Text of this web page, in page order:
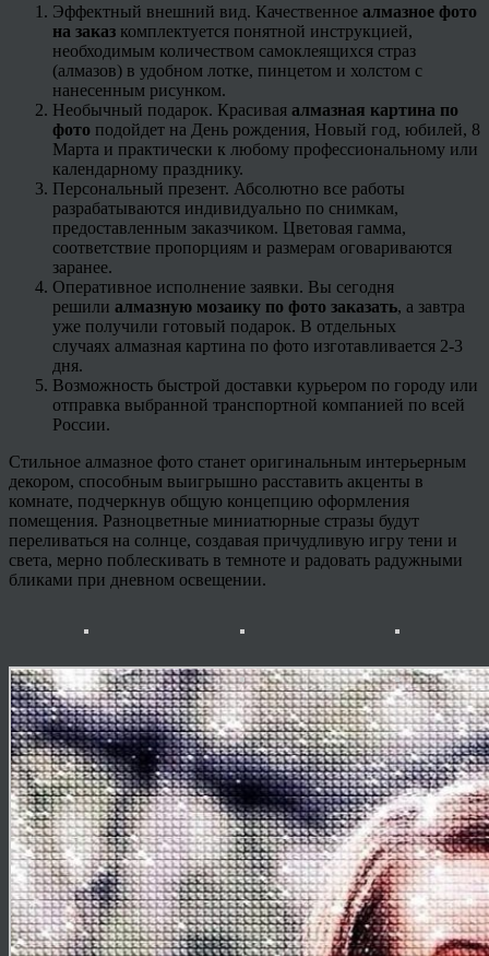
Эффектный внешний вид. Качественное алмазное фото
на заказ комплектуется понятной инструкцией,
необходимым количеством самоклеящихся страз
(алмазов) в удобном лотке, пинцетом и холстом с
нанесенным рисунком.
Необычный подарок. Красивая алмазная картина по
фото подойдет на День рождения, Новый год, юбилей, 8
Марта и практически к любому профессиональному или
календарному празднику.
Персональный презент. Абсолютно все работы
разрабатываются индивидуально по снимкам,
предоставленным заказчиком. Цветовая гамма,
соответствие пропорциям и размерам оговариваются
заранее.
Оперативное исполнение заявки. Вы сегодня
решили алмазную мозаику по фото заказать, а завтра
уже получили готовый подарок. В отдельных
случаях алмазная картина по фото изготавливается 2-3
дня.
Возможность быстрой доставки курьером по городу или
отправка выбранной транспортной компанией по всей
России.
Стильное алмазное фото станет оригинальным интерьерным
декором, способным выигрышно расставить акценты в
комнате, подчеркнув общую концепцию оформления
помещения. Разноцветные миниатюрные стразы будут
переливаться на солнце, создавая причудливую игру тени и
света, мерно поблескивать в темноте и радовать радужными
бликами при дневном освещении.